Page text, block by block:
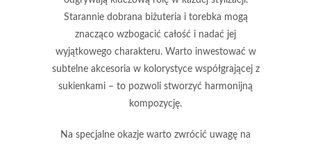
Starannie dobrana biżuteria i torebka mogą
znacząco wzbogacić całość i nadać jej
wyjątkowego charakteru. Warto inwestować w
subtelne akcesoria w kolorystyce współgrającej z
sukienkami – to pozwoli stworzyć harmonijną
kompozycję.
Na specjalne okazje warto zwrócić uwagę na